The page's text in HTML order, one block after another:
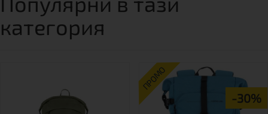
категория
ПРОМО
-30%